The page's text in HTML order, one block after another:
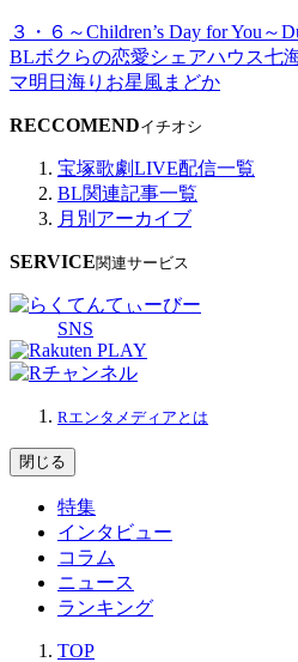
３・６～Children’s Day for You～
BLボクらの恋愛シェアハウス七
マ明日海りお星風まどか
RECCOMENDイチオシ
宝塚歌劇LIVE配信一覧
BL関連記事一覧
月別アーカイブ
SERVICE関連サービス
SNS
Rエンタメディアとは
閉じる
特集
インタビュー
コラム
ニュース
ランキング
TOP